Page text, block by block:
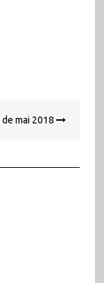
de mai 2018